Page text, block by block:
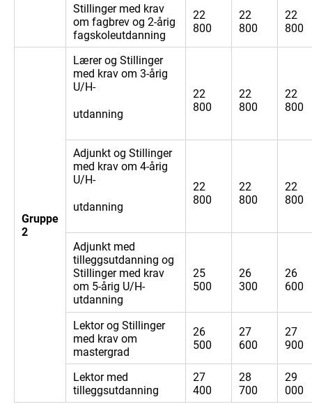
Stillinger med krav
om fagbrev og 2-årig
fagskoleutdanning
22
800
22
800
22
800
Gruppe
2
Lærer og Stillinger
med krav om 3-årig
U/H-
utdanning
22
800
22
800
22
800
Adjunkt og Stillinger
med krav om 4-årig
U/H-
utdanning
22
800
22
800
22
800
Adjunkt med
tilleggsutdanning og
Stillinger med krav
om 5-årig U/H-
utdanning
25
500
26
300
26
600
Lektor og Stillinger
med krav om
mastergrad
26
500
27
600
27
900
Lektor med
tilleggsutdanning
27
400
28
700
29
000